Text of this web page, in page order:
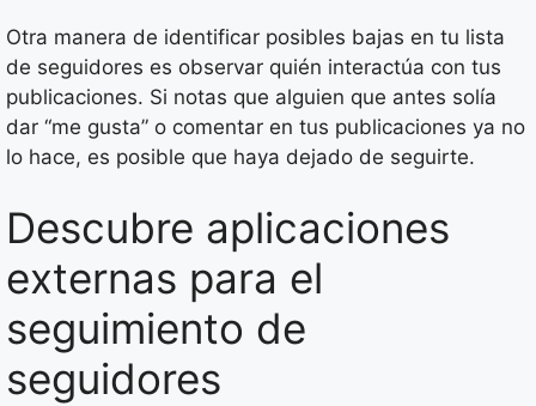
Otra manera de identificar posibles bajas en tu lista
de seguidores es observar quién interactúa con tus
publicaciones. Si notas que alguien que antes solía
dar “me gusta” o comentar en tus publicaciones ya no
lo hace, es posible que haya dejado de seguirte.
Descubre aplicaciones
externas para el
seguimiento de
seguidores